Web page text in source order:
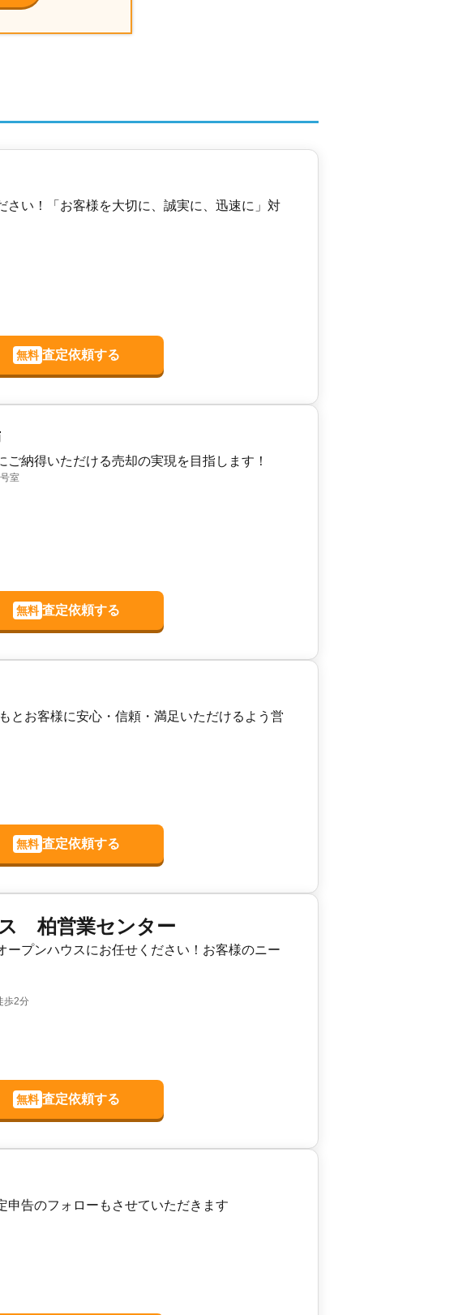
万円
ハウス 柏営業センター
万円
2026年5月
:104 ㎡ 土地面積:99㎡
ハウス 柏営業センター
さい！「お客様を大切に、誠実に、迅速に」対
無料 査定依頼する
納得いただける売却の実現を目指します！
室
無料 査定依頼する
とお客様に安心・信頼・満足いただけるよう営
無料 査定依頼する
柏営業センター
プンハウスにお任せください！お客様のニー
歩2分
無料 査定依頼する
申告のフォローもさせていただきます